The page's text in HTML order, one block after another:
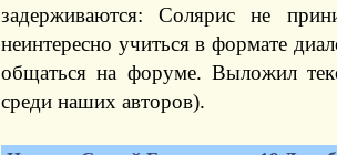
задерживаются: Солярис не
неинтересно учиться в формате
общаться на форуме. Выложил
среди наших авторов).